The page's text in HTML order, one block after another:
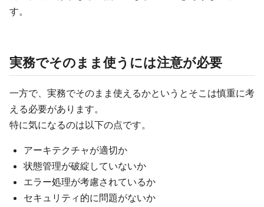
す。
実務でそのまま使うには注意が必要
一方で、実務でそのまま使えるかというとそこは慎重に考
える必要があります。
特に気になるのは以下の点です。
アーキテクチャが適切か
状態管理が破綻していないか
エラー処理が考慮されているか
セキュリティ的に問題がないか